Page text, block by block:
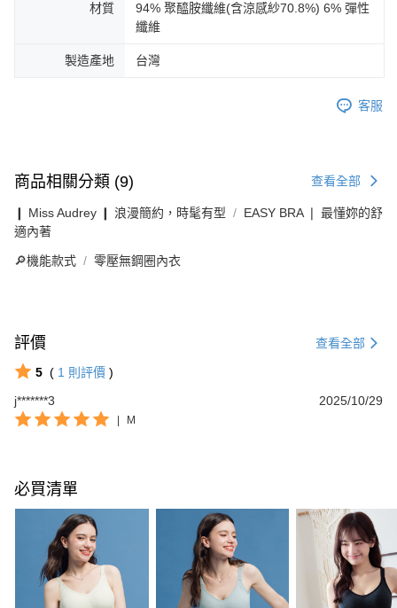
材質
94% 聚醯胺纖維(含涼感紗70.8%) 6% 彈性
纖維
製造產地 台灣
客服
商品相關分類 (9) 查看全部
❙ Miss Audrey ❙ 浪漫簡約，時髦有型
EASY BRA ❘ 最懂妳的舒
適內著
🔎機能款式 零壓無鋼圈內衣
評價 查看全部
5 ( 1 則評價 )
j*******3
2025/10/29
M
必買清單